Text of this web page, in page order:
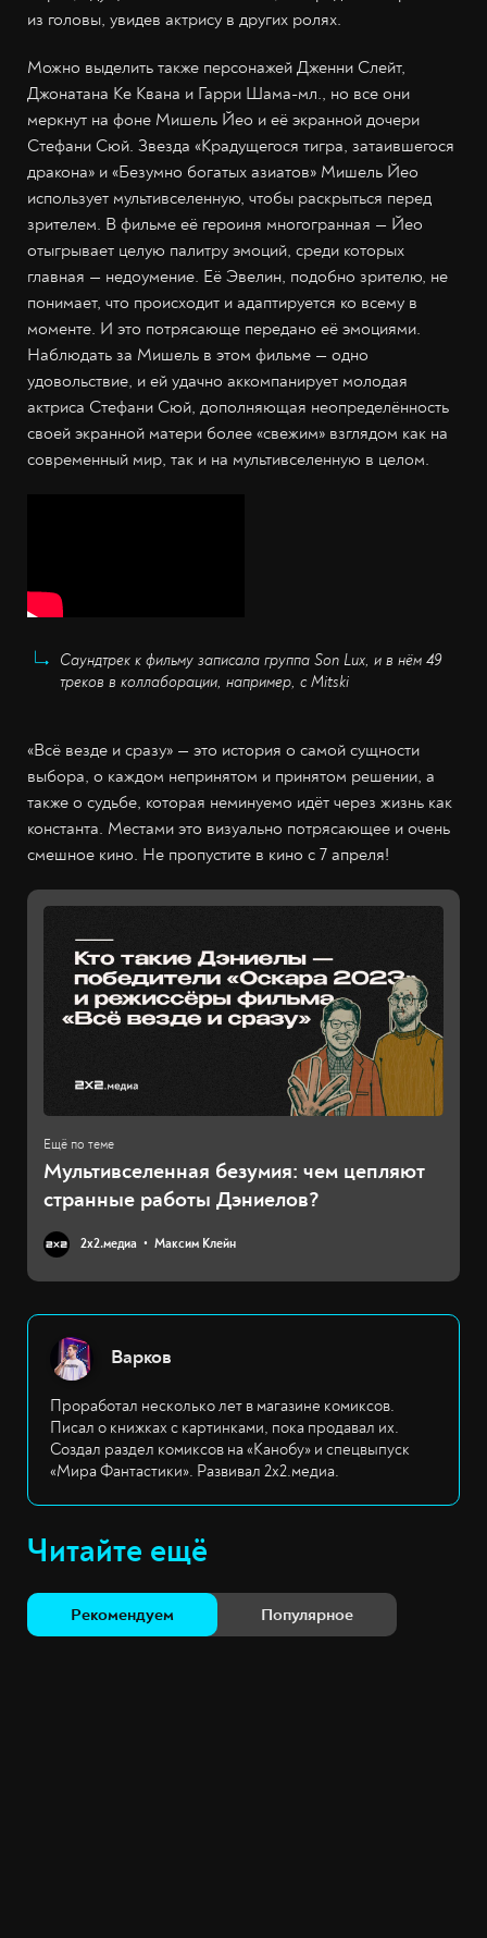
из головы, увидев актрису в других ролях.
Можно выделить также персонажей Дженни Слейт,
Джонатана Ке Квана и Гарри Шама-мл., но все они
меркнут на фоне Мишель Йео и её экранной дочери
Стефани Сюй. Звезда «Крадущегося тигра, затаившегося
дракона» и «Безумно богатых азиатов» Мишель Йео
использует мультивселенную, чтобы раскрыться перед
зрителем. В фильме её героиня многогранная — Йео
отыгрывает целую палитру эмоций, среди которых
главная — недоумение. Её Эвелин, подобно зрителю, не
понимает, что происходит и адаптируется ко всему в
моменте. И это потрясающе передано её эмоциями.
Наблюдать за Мишель в этом фильме — одно
удовольствие, и ей удачно аккомпанирует молодая
актриса Стефани Сюй, дополняющая неопределённость
своей экранной матери более «свежим» взглядом как на
современный мир, так и на мультивселенную в целом.
Саундтрек к фильму записала группа Son Lux, и в нём 49
треков в коллаборации, например, с Mitski
«Всё везде и сразу» — это история о самой сущности
выбора, о каждом непринятом и принятом решении, а
также о судьбе, которая неминуемо идёт через жизнь как
константа. Местами это визуально потрясающее и очень
смешное кино. Не пропустите в кино с 7 апреля!
Мультивселенная безумия: чем цепляют
странные работы Дэниелов?
2х2.медиа Максим Клейн
Варков
Проработал несколько лет в магазине комиксов.
Писал о книжках с картинками, пока продавал их.
Создал раздел комиксов на «Канобу» и спецвыпуск
«Мира Фантастики». Развивал 2х2.медиа.
Читайте ещё
Рекомендуем Популярное